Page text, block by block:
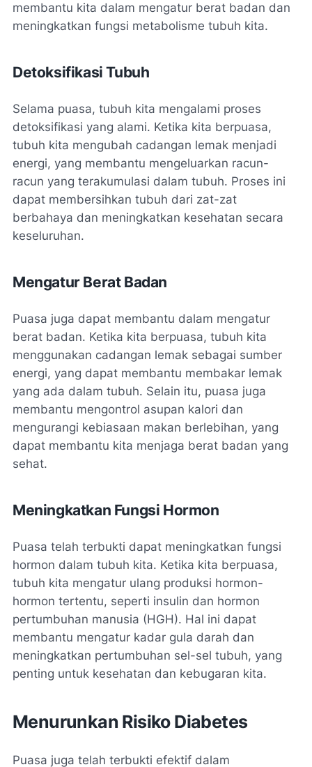
membantu kita dalam mengatur berat badan dan
meningkatkan fungsi metabolisme tubuh kita.
Detoksifikasi Tubuh
Selama puasa, tubuh kita mengalami proses
detoksifikasi yang alami. Ketika kita berpuasa,
tubuh kita mengubah cadangan lemak menjadi
energi, yang membantu mengeluarkan racun-
racun yang terakumulasi dalam tubuh. Proses ini
dapat membersihkan tubuh dari zat-zat
berbahaya dan meningkatkan kesehatan secara
keseluruhan.
Mengatur Berat Badan
Puasa juga dapat membantu dalam mengatur
berat badan. Ketika kita berpuasa, tubuh kita
menggunakan cadangan lemak sebagai sumber
energi, yang dapat membantu membakar lemak
yang ada dalam tubuh. Selain itu, puasa juga
membantu mengontrol asupan kalori dan
mengurangi kebiasaan makan berlebihan, yang
dapat membantu kita menjaga berat badan yang
sehat.
Meningkatkan Fungsi Hormon
Puasa telah terbukti dapat meningkatkan fungsi
hormon dalam tubuh kita. Ketika kita berpuasa,
tubuh kita mengatur ulang produksi hormon-
hormon tertentu, seperti insulin dan hormon
pertumbuhan manusia (HGH). Hal ini dapat
membantu mengatur kadar gula darah dan
meningkatkan pertumbuhan sel-sel tubuh, yang
penting untuk kesehatan dan kebugaran kita.
Menurunkan Risiko Diabetes
Puasa juga telah terbukti efektif dalam